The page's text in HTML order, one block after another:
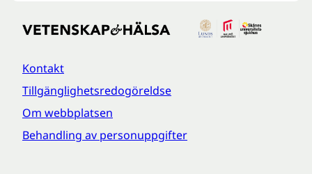
Kontakt
Tillgänglighetsredogöreldse
Om webbplatsen
Behandling av personuppgifter